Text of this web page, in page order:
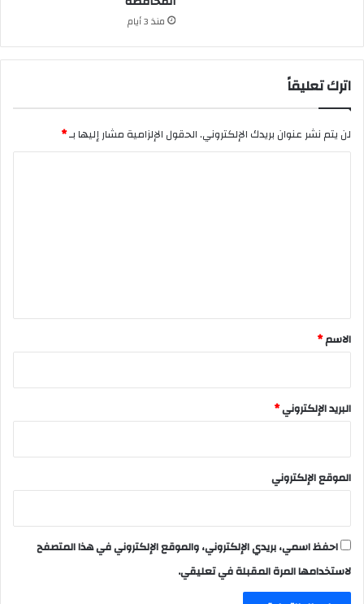
منذ 3 أيام
اترك تعليقاً
لن يتم نشر عنوان بريدك الإلكتروني.الحقول الإلزامية مشار إليها بـ*
*
الاسم*
البريد الإلكتروني*
الموقع الإلكتروني
احفظ اسمي، بريدي الإلكتروني، والموقع الإلكتروني في هذا المتصفح
لاستخدامها المرة المقبلة في تعليقي.